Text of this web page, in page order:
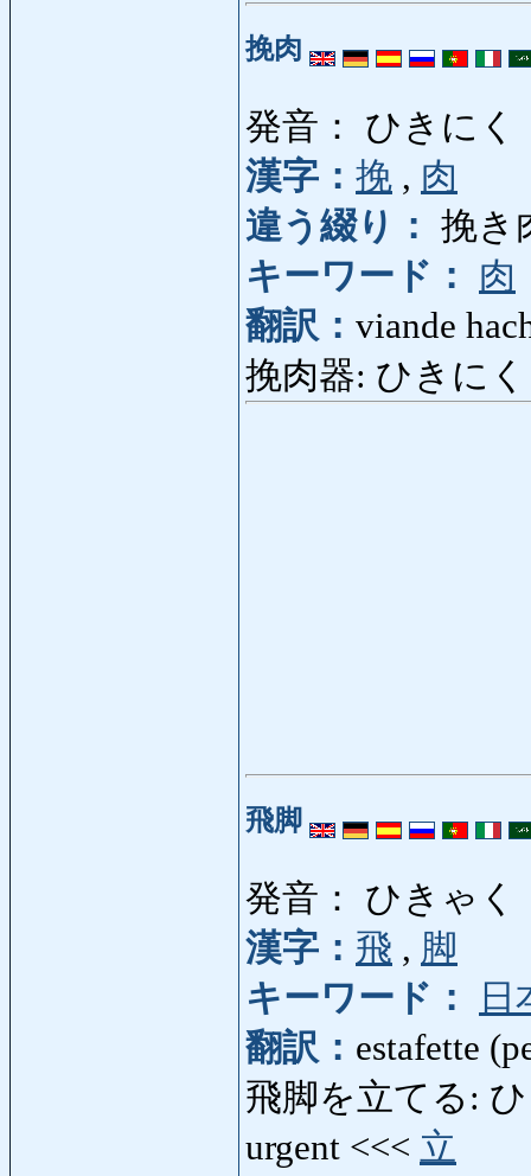
挽肉
発音： ひきにく
漢字： 挽 , 肉
違う綴り： 挽き
キーワード：
肉
翻訳： viande
挽肉器: ひきに
飛脚
発音： ひきゃく
漢字： 飛 , 脚
キーワード：
日
翻訳： estafette
飛脚を立てる: ひ
urgent <<< 立